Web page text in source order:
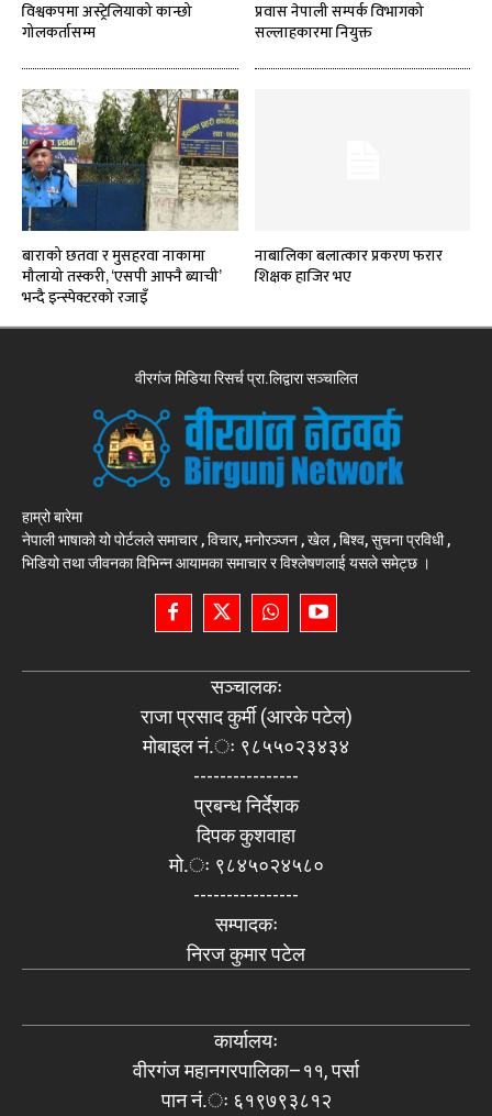
विश्वकपमा अस्ट्रेलियाको कान्छो
गोलकर्तासम्म
प्रवास नेपाली सम्पर्क विभागको
सल्लाहकारमा नियुक्त
बाराको छतवा र मुसहरवा नाकामा
मौलायो तस्करी, ‘एसपी आफ्नै ब्याची’
भन्दै इन्स्पेक्टरको रजाइँ
नाबालिका बलात्कार प्रकरण फरार
शिक्षक हाजिर भए
वीरगंज मिडिया रिसर्च प्रा.लिद्वारा सञ्चालित
हाम्रो बारेमा
नेपाली भाषाको यो पोर्टलले समाचार , विचार, मनोरञ्जन , खेल , बिश्व, सुचना प्रविधी ,
भिडियो तथा जीवनका विभिन्न आयामका समाचार र विश्लेषणलाई यसले समेट्छ ।
सञ्चालकः
राजा प्रसाद कुर्मी (आरके पटेल)
मोबाइल नं.ः ९८५५०२३४३४
----------------
प्रबन्ध निर्देशक
दिपक कुशवाहा
मो.ः ९८४५०२४५८०
----------------
सम्पादकः
निरज कुमार पटेल
कार्यालयः
वीरगंज महानगरपालिका–११, पर्सा
पान नं.ः ६१९७९३८१२